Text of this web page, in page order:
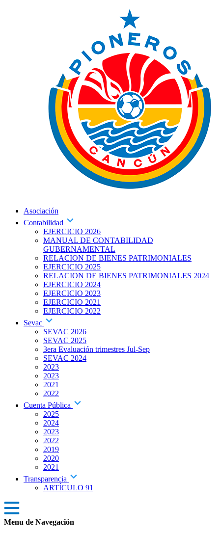
Asociación
Contabilidad
EJERCICIO 2026
MANUAL DE CONTABILIDAD
GUBERNAMENTAL
RELACION DE BIENES PATRIMONIALES
EJERCICIO 2025
RELACION DE BIENES PATRIMONIALES 2024
EJERCICIO 2024
EJERCICIO 2023
EJERCICIO 2021
EJERCICIO 2022
Sevac
SEVAC 2026
SEVAC 2025
3era Evaluación trimestres Jul-Sep
SEVAC 2024
2023
2023
2021
2022
Cuenta Pública
2025
2024
2023
2022
2019
2020
2021
Transparencia
ARTÍCULO 91
Menu de Navegación